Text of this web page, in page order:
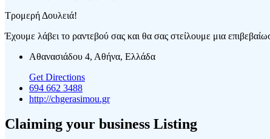
Τρομερή Δουλειά!
Έχουμε λάβει το ραντεβού σας και θα σας στείλουμε μια
Αθανασιάδου 4, Αθήνα, Ελλάδα
Get Directions
694 662 3488
http://chgerasimou.gr
Claiming your business Listing